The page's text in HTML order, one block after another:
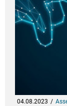
04.08.2023